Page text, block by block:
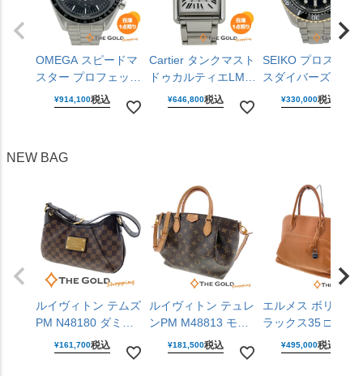
OMEGA スピードマ
スター プロフェッシ
ョナル
310.30.42.50.01.001
時計 メンズ ウォッ
¥914,100税込
Cartier タンクマスト
ドゥカルティエLM
WSTA0106 ラージモ
デル 25mm クォーツ
¥646,800税込
SEIKO プロスペッ
スダイバーズキュ
バーGMT SBEJ030
6R54-00R0 黒文字
¥330,000税込
NEW BAG
ルイヴィトン テムズ
PM N48180 ダミエ
キャンバス レザー
ブラウン 肩掛け ワ
¥161,700税込
ルイヴィトン テュレ
ンPM M48813 モノ
グラム キャンバス
ブラウン 2WAY 斜め
¥181,500税込
エルメス ボリード
ラックス35 □P刻印
2012年 ライトブラ
ウン ヴォー・シッ
¥495,000税込